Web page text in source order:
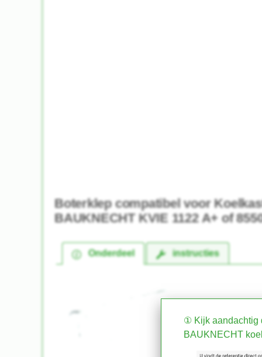
Boterklep compatibel voor
BAUKNECHT KVIE 1122 A+ of
Onderdeel instructies
① Kijk aandachtig
BAUKNECHT